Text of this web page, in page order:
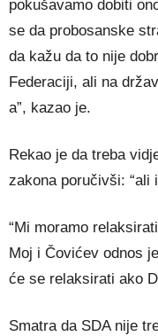
pokušavamo dobiti
se da probosanske
da kažu da to nije
Federaciji, ali na
a”, kazao je.
Rekao je da treba
zakona poručivši: “ali
“Mi moramo
Moj i Čovićev odnos
će se relaksirati ako
Smatra da SDA nije